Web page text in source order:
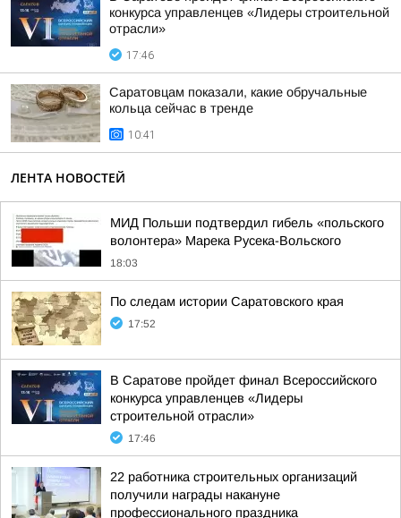
конкурса управленцев «Лидеры строительной
отрасли»
17:46
Саратовцам показали, какие обручальные
кольца сейчас в тренде
10:41
ЛЕНТА НОВОСТЕЙ
МИД Польши подтвердил гибель «польского
волонтера» Марека Русека-Вольского
18:03
По следам истории Саратовского края
17:52
В Саратове пройдет финал Всероссийского
конкурса управленцев «Лидеры
строительной отрасли»
17:46
22 работника строительных организаций
получили награды накануне
профессионального праздника